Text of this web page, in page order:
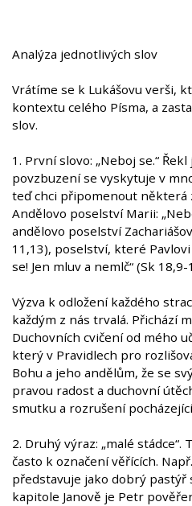
Analýza jednotlivých slov
Vrátíme se k Lukášovu verši,
kontextu celého Písma, a
slov.
1. První slovo: „Neboj se.“
povzbuzení se vyskytuje v
teď chci připomenout některá
Andělovo poselství Marii:
andělovo poselství
11,13), poselství, které
se! Jen mluv a nemlč“ (Sk 18,9-
Výzva k odložení každého
každým z nás trvalá. Přichází
Duchovních cvičení od mého
který v Pravidlech pro
Bohu a jeho andělům, že se
pravou radost a duchovní
smutku a rozrušení
2. Druhý výraz: „malé stádce“.
často k označení věřících.
představuje jako dobrý pastýř
kapitole Janově je Petr